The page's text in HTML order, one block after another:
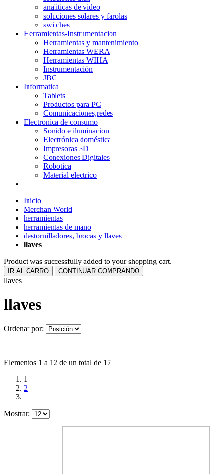
analiticas de video
soluciones solares y farolas
switches
Herramientas-Instrumentacion
Herramientas y mantenimiento
Herramientas WERA
Herramientas WIHA
Instrumentación
JBC
Informatica
Tablets
Productos para PC
Comunicaciones,redes
Electronica de consumo
Sonido e iluminacion
Electrónica doméstica
Impresoras 3D
Conexiones Digitales
Robotica
Material electrico
Inicio
Merchan World
herramientas
herramientas de mano
destornilladores, brocas y llaves
llaves
Product was successfully added to your shopping cart.
IR AL CARRO CONTINUAR COMPRANDO
llaves
llaves
Ordenar por:
Elementos 1 a 12 de un total de 17
1
2
Mostrar: